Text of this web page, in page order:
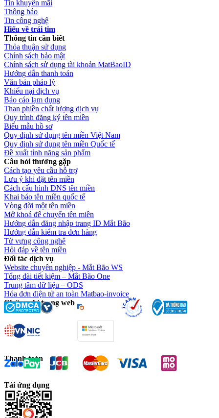
Tin khuyến mãi
Thông báo
Tin công nghệ
Hiểu về trái tim
Thông tin cần biết
Thỏa thuận sử dụng
Chính sách bảo mật
Chính sách sử dụng tài khoản MatBaoID
Hướng dẫn thanh toán
Văn bản pháp lý
Khiếu nại dịch vụ
Báo cáo lạm dụng
Than phiền chất lượng dịch vụ
Quy trình đăng ký tên miền
Biểu mẫu hồ sơ
Quy định sử dụng tên miền Việt Nam
Quy định sử dụng tên miền Quốc tế
Đề xuất tính năng sản phẩm
Câu hỏi thường gặp
Cách tạo yêu cầu hỗ trợ
Lưu ý khi đặt tên miền
Cách cấu hình DNS tên miền
Khai báo tên miền quốc tế
Vòng đời một tên miền
Mở khoá để chuyển tên miền
Hướng dẫn đăng nhập trang ID Mắt Bão
Hướng dẫn kiểm tra đơn hàng
Từ vựng công nghệ
Hỏi đáp về tên miền
Đối tác dịch vụ
Website chuyên nghiệp - Mắt Bão WS
Tổng đài tiết kiệm – Mắt Bão One
Trung tâm dữ liệu – ODS
Hóa đơn điện tử an toàn Matbao-invoice
Chứng chỉ trang web
Thanh toán
Tải ứng dụng